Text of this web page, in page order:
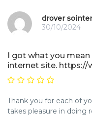
drover
30/10/2024
I got what you
internet site. https://
Thank you for each of
takes pleasure in doing